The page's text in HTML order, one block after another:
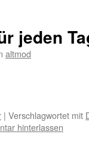
jeden
altmod
| Verschlagwortet mit
hinterlassen